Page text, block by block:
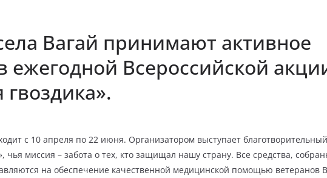
Вагай принимают активное
ежегодной Всероссийской
гвоздика».
с 10 апреля по 22 июня. Организатором выступает
чья миссия – забота о тех, кто защищал нашу страну. Все средства,
на обеспечение качественной медицинской помощью ветеранов